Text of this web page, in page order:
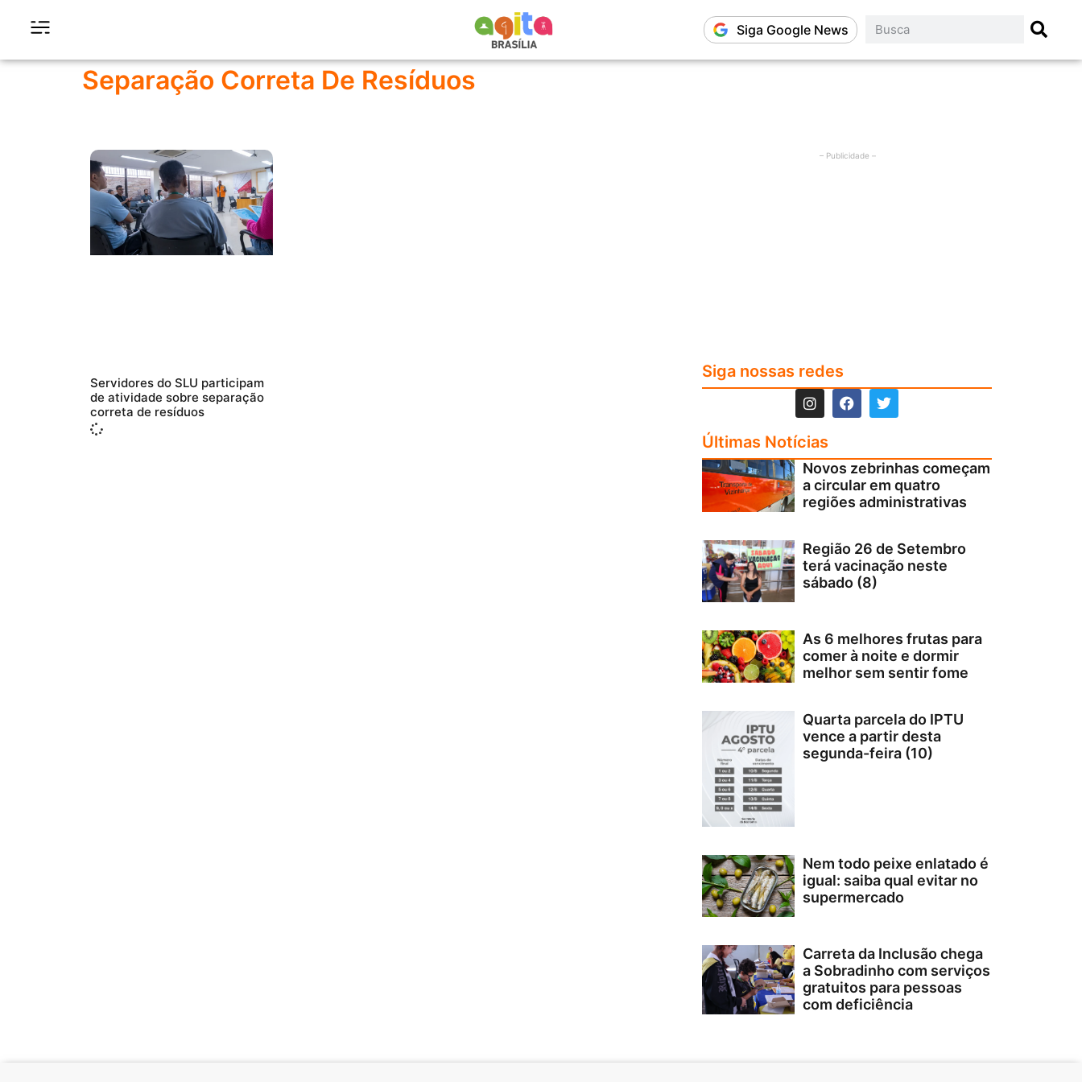
Siga Google News
Separação Correta De Resíduos
Servidores do SLU participam
de atividade sobre separação
correta de resíduos
– Publicidade –
Siga nossas redes
Últimas Notícias
Novos zebrinhas começam
a circular em quatro
regiões administrativas
Região 26 de Setembro
terá vacinação neste
sábado (8)
As 6 melhores frutas para
comer à noite e dormir
melhor sem sentir fome
Quarta parcela do IPTU
vence a partir desta
segunda-feira (10)
Nem todo peixe enlatado é
igual: saiba qual evitar no
supermercado
Carreta da Inclusão chega
a Sobradinho com serviços
gratuitos para pessoas
com deficiência